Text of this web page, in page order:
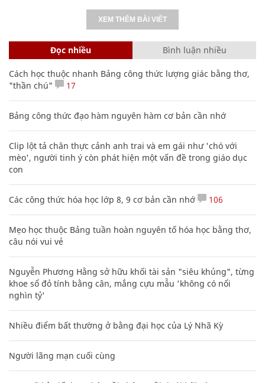
XEM THÊM BÀI VIẾT
Đọc nhiều Bình luận nhiều
Cách học thuộc nhanh Bảng công thức lượng giác bằng thơ,
"thần chú"
17
Bảng công thức đạo hàm nguyên hàm cơ bản cần nhớ
Clip lột tả chân thực cảnh anh trai và em gái như 'chó với
mèo', người tinh ý còn phát hiện một vấn đề trong giáo dục
con
Các công thức hóa học lớp 8, 9 cơ bản cần nhớ 106
Mẹo học thuộc Bảng tuần hoàn nguyên tố hóa học bằng thơ,
câu nói vui vẻ
Nguyễn Phương Hằng sở hữu khối tài sản "siêu khủng", từng
khoe sổ đỏ tính bằng cân, mắng cựu mẫu 'không có nổi
nghìn tỷ'
Nhiều điểm bất thường ở bằng đại học của Lý Nhã Kỳ
Người lãng mạn cuối cùng